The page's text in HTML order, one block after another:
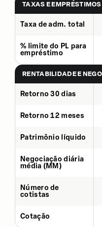
TAXAS E
Taxa de adm. total
% limite do PL para
empréstimo
RENTABILIDADE E
Retorno 30 dias
Retorno 12 meses
Patrimônio líquido
Negociação diária
média (MM)
Número de
cotistas
Cotação